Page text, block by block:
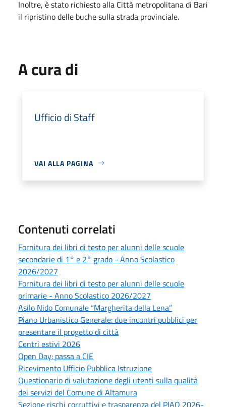
Inoltre, è stato richiesto alla Città metropolitana di Bari
il ripristino delle buche sulla strada provinciale.
A cura di
Ufficio di Staff
VAI ALLA PAGINA
Contenuti correlati
Fornitura dei libri di testo per alunni delle scuole
secondarie di 1° e 2° grado - Anno Scolastico
2026/2027
Fornitura dei libri di testo per alunni delle scuole
primarie - Anno Scolastico 2026/2027
Asilo Nido Comunale “Margherita della Lena”
Piano Urbanistico Generale: due incontri pubblici per
presentare il progetto di città
Centri estivi 2026
Open Day: passa a CIE
Ricevimento Ufficio Pubblica Istruzione
Questionario di valutazione degli utenti sulla qualità
dei servizi del Comune di Altamura
Sezione rischi corruttivi e trasparenza del PIAO 2026-